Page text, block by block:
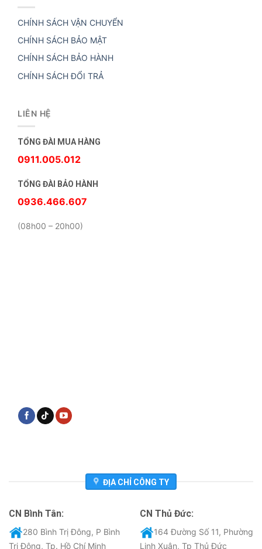
CHÍNH SÁCH VẬN CHUYỂN
CHÍNH SÁCH BẢO MẬT
CHÍNH SÁCH BẢO HÀNH
CHÍNH SÁCH ĐỔI TRẢ
LIÊN HỆ
TỔNG ĐÀI MUA HÀNG
0911.005.012
TỔNG ĐÀI BẢO HÀNH
0936.466.607
(08h00 – 20h00)
ĐỊA CHỈ CÔNG TY
CN Bình Tân:
280 Bình Trị Đông, P Bình
Trị Đông, Tp. Hồ Chí Minh
CN Thủ Đức:
164 Đường Số 11, Phường
Linh Xuân, Tp Thủ Đức